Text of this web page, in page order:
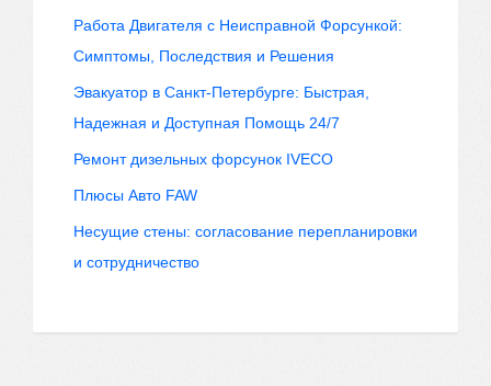
Работа Двигателя с Неисправной Форсункой:
Симптомы, Последствия и Решения
Эвакуатор в Санкт-Петербурге: Быстрая,
Надежная и Доступная Помощь 24/7
Ремонт дизельных форсунок IVECO
Плюсы Авто FAW
Несущие стены: согласование перепланировки
и сотрудничество